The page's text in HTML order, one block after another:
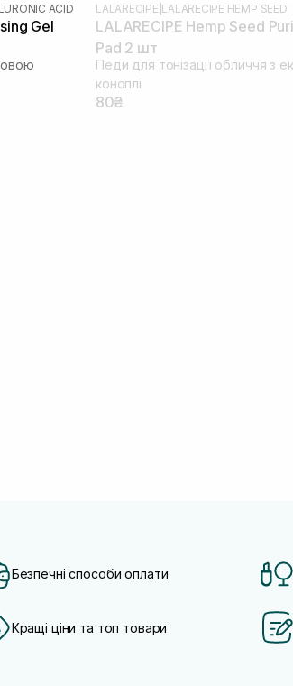
ACID
Gel
LALARECIPE LALARECIPE HEMP SEED
LALARECIPE Hemp Seed
Pad 2 шт
Педи для тонізації обличчя з
коноплі
80₴
Безпечні способи оплати
Кращі ціни та топ товари